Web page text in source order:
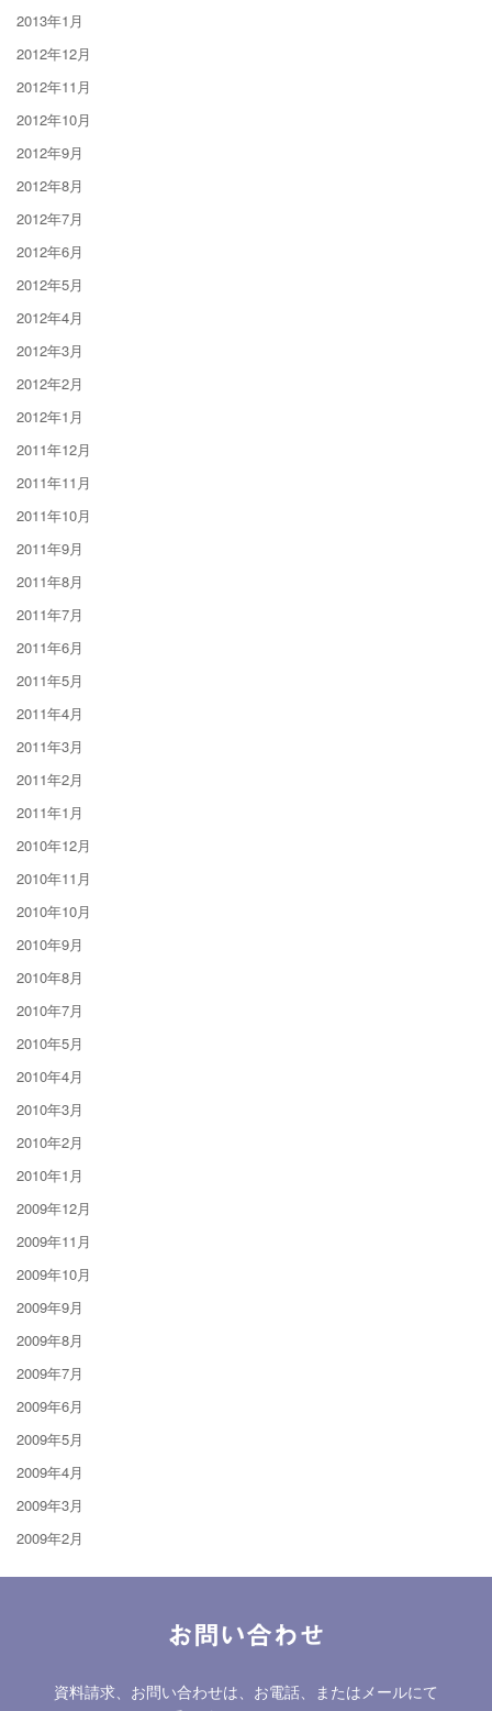
2013年1月
2012年12月
2012年11月
2012年10月
2012年9月
2012年8月
2012年7月
2012年6月
2012年5月
2012年4月
2012年3月
2012年2月
2012年1月
2011年12月
2011年11月
2011年10月
2011年9月
2011年8月
2011年7月
2011年6月
2011年5月
2011年4月
2011年3月
2011年2月
2011年1月
2010年12月
2010年11月
2010年10月
2010年9月
2010年8月
2010年7月
2010年5月
2010年4月
2010年3月
2010年2月
2010年1月
2009年12月
2009年11月
2009年10月
2009年9月
2009年8月
2009年7月
2009年6月
2009年5月
2009年4月
2009年3月
2009年2月
お問い合わせ
資料請求、お問い合わせは、お電話、またはメールにて